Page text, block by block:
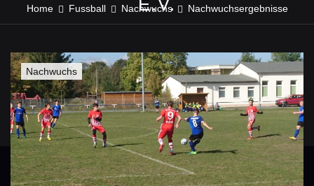
Home Fussball Nachwuchs Nachwuchsergebnisse
Nachwuchs